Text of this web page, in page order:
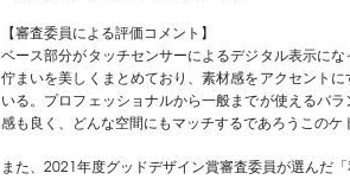
【審査委員による評価コメント】
ベース部分がタッチセンサーによるデジタル表示に
佇まいを美しくまとめており、素材感をアクセント
いる。プロフェッショナルから一般までが使えるバ
感も良く、どんな空間にもマッチするであろうこのケ
また、2021年度グッドデザイン賞審査委員が選んだ